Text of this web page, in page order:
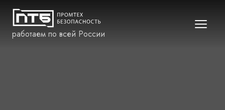
работаем по всей России